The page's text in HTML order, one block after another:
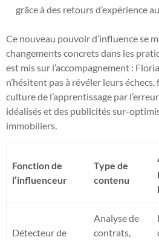
grâce à des retours d’expérience
Ce nouveau pouvoir d’influence se
changements concrets dans les
est mis sur l’accompagnement :
n’hésitent pas à révéler leurs
culture de l’apprentissage par
idéalisés et des publicités sur-
immobiliers.
Fonction de
l’influenceur
Type de
contenu
Détecteur de
Analyse de
contrats,